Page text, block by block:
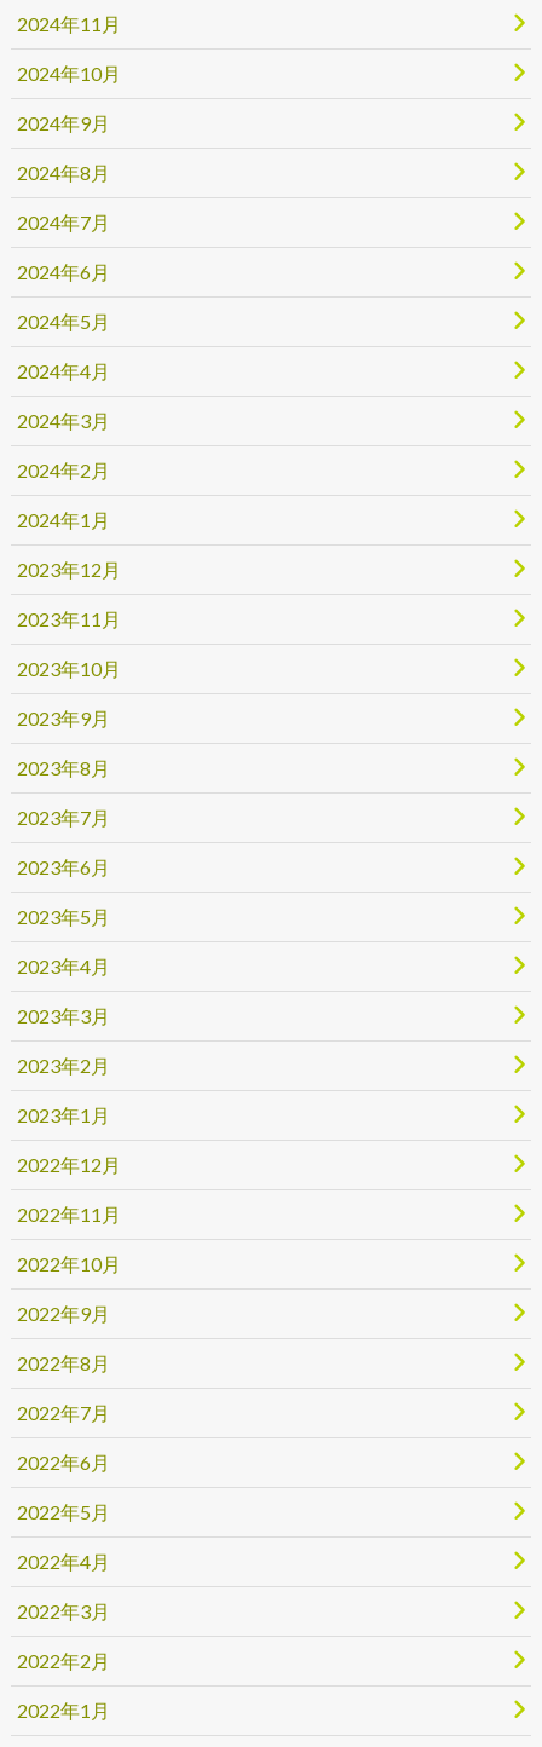
2024年11月
2024年10月
2024年9月
2024年8月
2024年7月
2024年6月
2024年5月
2024年4月
2024年3月
2024年2月
2024年1月
2023年12月
2023年11月
2023年10月
2023年9月
2023年8月
2023年7月
2023年6月
2023年5月
2023年4月
2023年3月
2023年2月
2023年1月
2022年12月
2022年11月
2022年10月
2022年9月
2022年8月
2022年7月
2022年6月
2022年5月
2022年4月
2022年3月
2022年2月
2022年1月